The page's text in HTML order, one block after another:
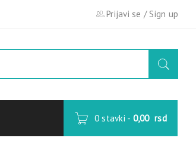
Prijavi se /Sign up
0 stavki - 0,00 rsd